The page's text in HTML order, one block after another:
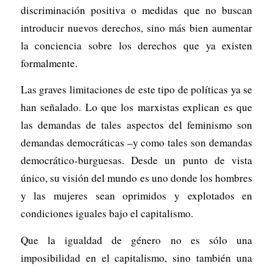
discriminación positiva o medidas que no buscan
introducir nuevos derechos, sino más bien aumentar
la conciencia sobre los derechos que ya existen
formalmente.
Las graves limitaciones de este tipo de políticas ya se
han señalado. Lo que los marxistas explican es que
las demandas de tales aspectos del feminismo son
demandas democráticas –y como tales son demandas
democrático-burguesas. Desde un punto de vista
único, su visión del mundo es uno donde los hombres
y las mujeres sean oprimidos y explotados en
condiciones iguales bajo el capitalismo.
Que la igualdad de género no es sólo una
imposibilidad en el capitalismo, sino también una